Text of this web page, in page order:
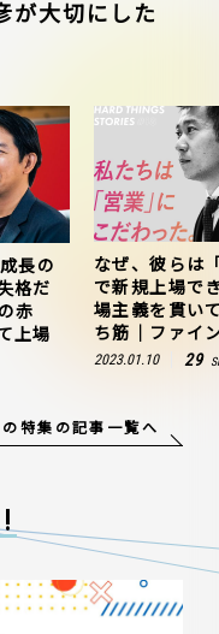
が大切にした
長の
格だ
赤
上場
なぜ、彼らは
で新規上場で
場主義を貫い
ち筋｜ファイ
2023.01.10 29
の特集の記事一覧へ